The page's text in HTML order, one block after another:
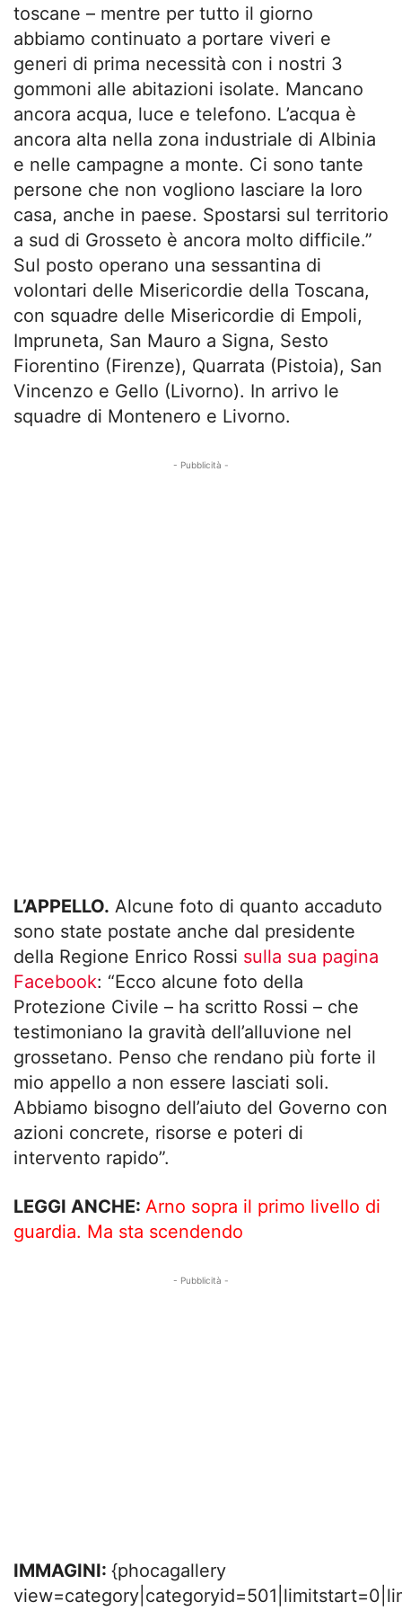
toscane – mentre per tutto il giorno
abbiamo continuato a portare viveri e
generi di prima necessità con i nostri 3
gommoni alle abitazioni isolate. Mancano
ancora acqua, luce e telefono. L’acqua è
ancora alta nella zona industriale di Albinia
e nelle campagne a monte. Ci sono tante
persone che non vogliono lasciare la loro
casa, anche in paese. Spostarsi sul territorio
a sud di Grosseto è ancora molto difficile.”
Sul posto operano una sessantina di
volontari delle Misericordie della Toscana,
con squadre delle Misericordie di Empoli,
Impruneta, San Mauro a Signa, Sesto
Fiorentino (Firenze), Quarrata (Pistoia), San
Vincenzo e Gello (Livorno). In arrivo le
squadre di Montenero e Livorno.
- Pubblicità -
L’APPELLO. Alcune foto di quanto accaduto
sono state postate anche dal presidente
della Regione Enrico Rossi sulla sua pagina
Facebook: “Ecco alcune foto della
Protezione Civile – ha scritto Rossi – che
testimoniano la gravità dell’alluvione nel
grossetano. Penso che rendano più forte il
mio appello a non essere lasciati soli.
Abbiamo bisogno dell’aiuto del Governo con
azioni concrete, risorse e poteri di
intervento rapido”.
LEGGI ANCHE: Arno sopra il primo livello di
guardia. Ma sta scendendo
- Pubblicità -
IMMAGINI: {phocagallery